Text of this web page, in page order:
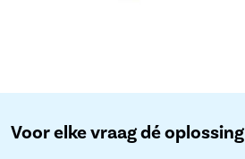
Voor elke vraag dé oplossing